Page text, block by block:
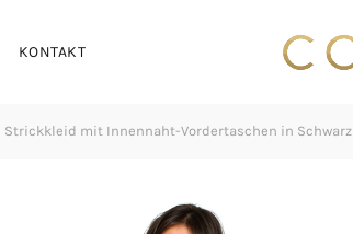
KONTAKT
Strickkleid mit Innennaht-Vordertaschen in Schwarz